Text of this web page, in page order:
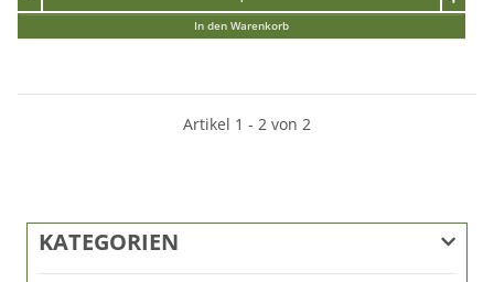
In den Warenkorb
Artikel 1 - 2 von 2
KATEGORIEN